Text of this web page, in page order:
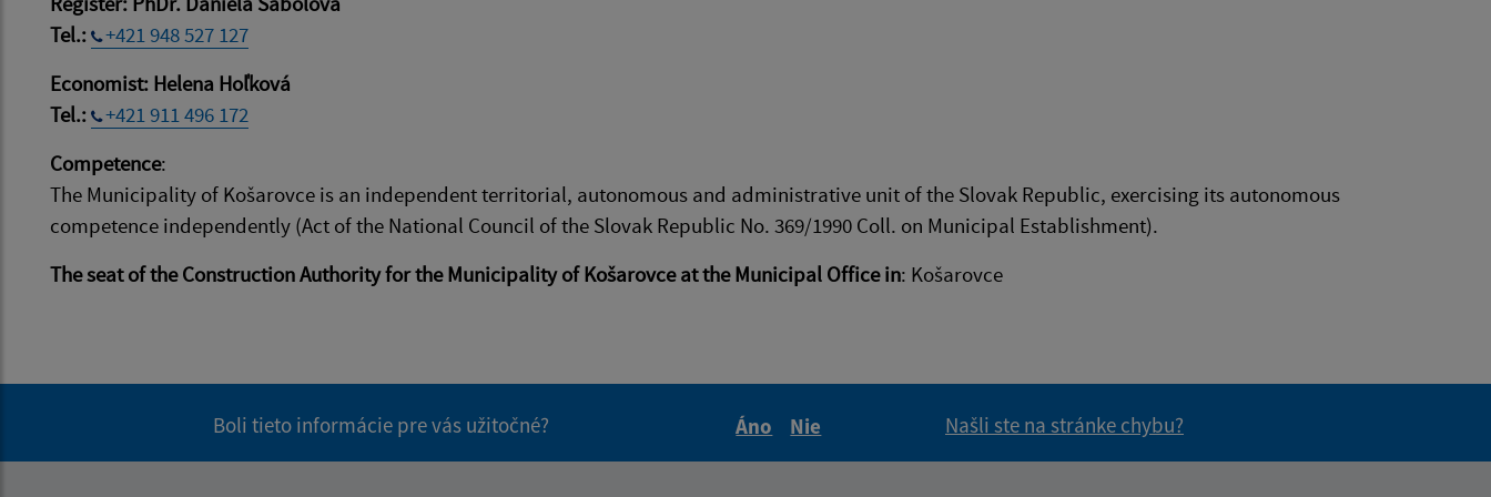
Tel.:
+421 948 527 127
Economist: Helena Hoľková
Tel.:
+421 911 496 172
Competence:
The Municipality of Košarovce is an independent territorial, autonomous and administrative unit of the Slovak Republic, exercising its autonomous
competence independently (Act of the National Council of the Slovak Republic No. 369/1990 Coll. on Municipal Establishment).
The seat of the Construction Authority for the Municipality of Košarovce at the Municipal Office in: Košarovce
Boli tieto informácie pre vás užitočné?
Áno
Nie
Našli ste na stránke chybu?